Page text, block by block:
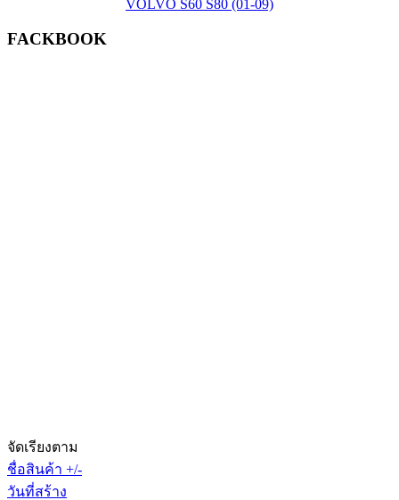
VOLVO S60 S80 (01-09)
FACKBOOK
จัดเรียงตาม
ชื่อสินค้า +/-
วันที่สร้าง